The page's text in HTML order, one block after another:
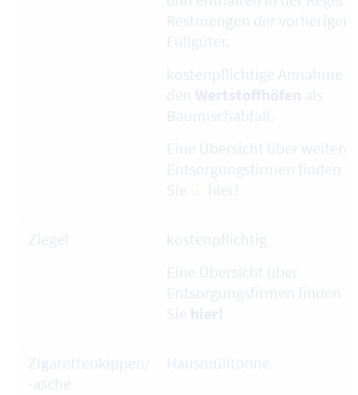
Restmengen der vorherigen
Füllgüter.
kostenpflichtige Annahme
den Wertstoffhöfen als
Baumischabfall.
Eine Übersicht über weitere
Entsorgungsfirmen finden
Sie
hier !
Ziegel
kostenpflichtig
Eine Übersicht über
Entsorgungsfirmen finden
Sie hier!
Zigarettenkippen/
-asche
Hausmülltonne